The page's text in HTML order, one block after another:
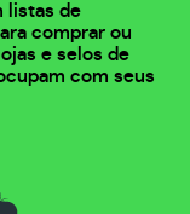
listas de
comprar ou
e selos de
com seus